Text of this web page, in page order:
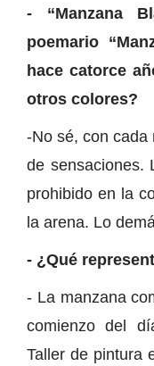
- “Manzana
poemario
hace catorce
otros colores?
-No sé, con cada
de sensaciones.
prohibido en la
la arena. Lo
- ¿Qué
- La manzana
comienzo del
Taller de pintura